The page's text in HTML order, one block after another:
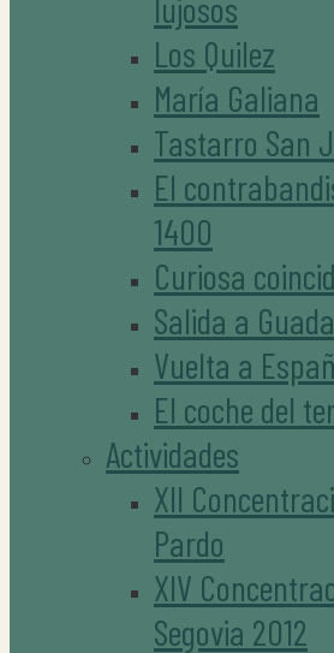
Los Quilez
María Galiana
Tastarro San
El
1400
Curiosa
Salida a
Vuelta a
El coche del
Actividades
XII
Pardo
XIV
Segovia 2012